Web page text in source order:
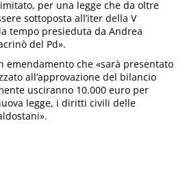
per una legge che da oltre
sottoposta all’iter della V
tempo presieduta da Andrea
del Pd».
emendamento che «sarà presentato
all’approvazione del bilancio
usciranno 10.000 euro per
legge, i diritti civili delle